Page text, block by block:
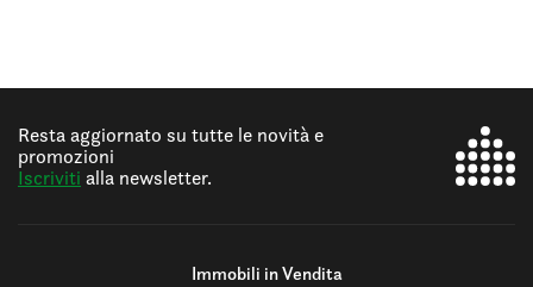
Resta aggiornato su tutte le novità e
promozioni
Iscriviti alla newsletter.
Immobili in Vendita